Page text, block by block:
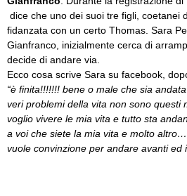
dice che uno dei suoi tre figli, coetanei
fidanzata con un certo Thomas. Sara
Gianfranco, inizialmente cerca di
decide di andare via.
Ecco cosa scrive Sara su facebook,
“è finita!!!!!!! bene o male che sia
veri problemi della vita non sono questi
voglio vivere le mia vita e tutto sta
a voi che siete la mia vita e molto
vuole convinzione per andare avanti ed